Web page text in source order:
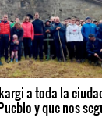
a toda la
y que nos